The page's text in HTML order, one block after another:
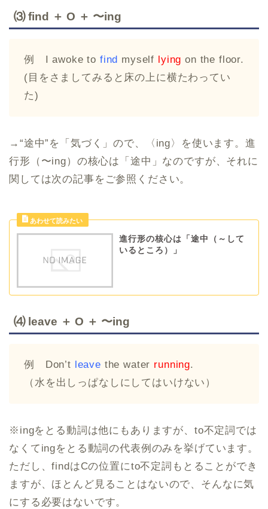
⑶ find ＋ O ＋ 〜ing
例 I awoke to find myself lying on the floor.
(目をさましてみると床の上に横たわってい
た)
→“途中”を「気づく」ので、〈ing〉を使います。進
行形（〜ing）の核心は「途中」なのですが、それに
関しては次の記事をご参照ください。
進行形の核心は「途中（～して
いるところ）」
⑷ leave ＋ O ＋ 〜ing
例 Don’t leave the water running.
（水を出しっぱなしにしてはいけない）
※ingをとる動詞は他にもありますが、to不定詞では
なくてingをとる動詞の代表例のみを挙げています。
ただし、findはCの位置にto不定詞もとることができ
ますが、ほとんど見ることはないので、そんなに気
にする必要はないです。